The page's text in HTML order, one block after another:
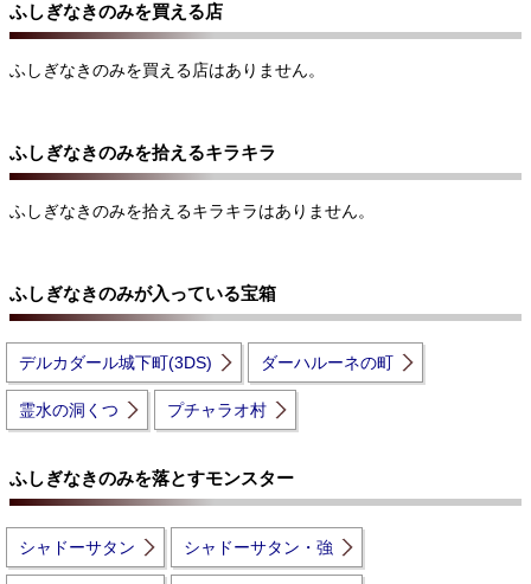
ふしぎなきのみを買える店
ふしぎなきのみを買える店はありません。
ふしぎなきのみを拾えるキラキラ
ふしぎなきのみを拾えるキラキラはありません。
ふしぎなきのみが入っている宝箱
デルカダール城下町(3DS) ダーハルーネの町
霊水の洞くつ プチャラオ村
ふしぎなきのみを落とすモンスター
シャドーサタン シャドーサタン・強